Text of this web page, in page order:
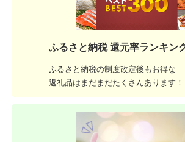
ふるさと納税 還元率ランキン
ふるさと納税の制度改定後もお得な
返礼品はまだまだたくさんあります！